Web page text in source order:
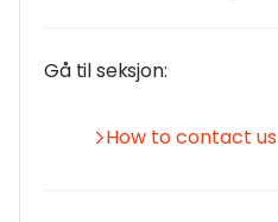
Gå til seksjon:
How to contact us